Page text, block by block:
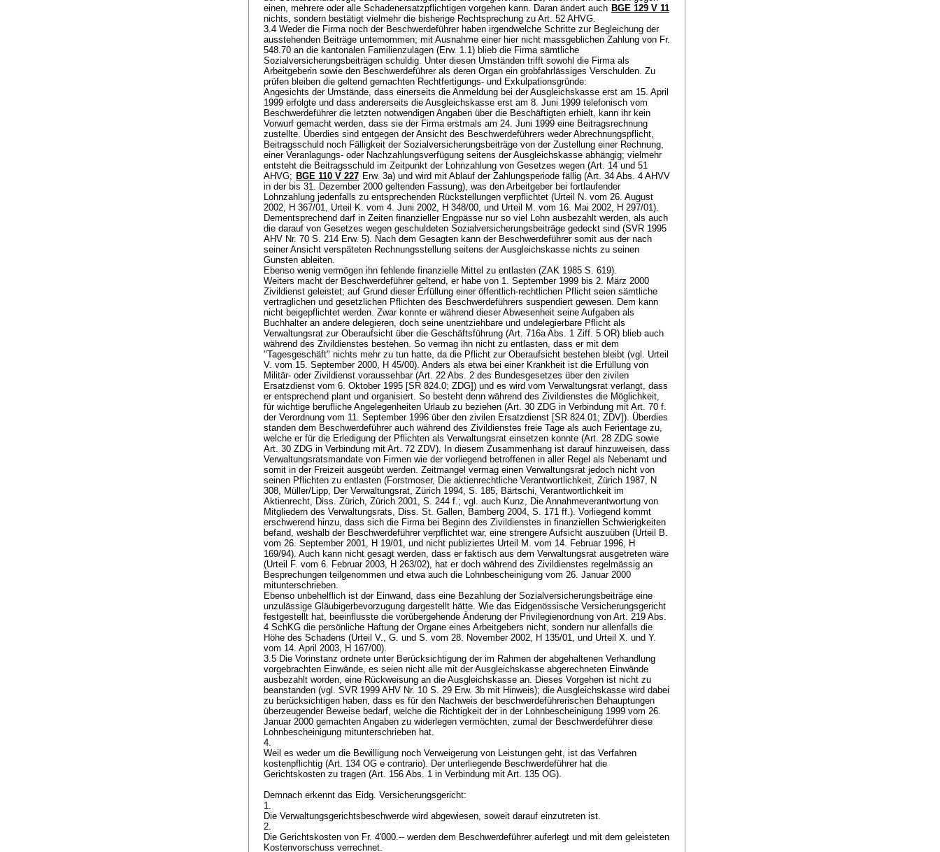
einen, mehrere oder alle Schadenersatzpflichtigen vorgehen kann. Daran ändert auch BGE 129 V 11
nichts, sondern bestätigt vielmehr die bisherige Rechtsprechung zu Art. 52 AHVG.
3.4 Weder die Firma noch der Beschwerdeführer haben irgendwelche Schritte zur Begleichung der
ausstehenden Beiträge unternommen; mit Ausnahme einer hier nicht massgeblichen Zahlung von Fr.
548.70 an die kantonalen Familienzulagen (Erw. 1.1) blieb die Firma sämtliche
Sozialversicherungsbeiträgen schuldig. Unter diesen Umständen trifft sowohl die Firma als
Arbeitgeberin sowie den Beschwerdeführer als deren Organ ein grobfahrlässiges Verschulden. Zu
prüfen bleiben die geltend gemachten Rechtfertigungs- und Exkulpationsgründe:
Angesichts der Umstände, dass einerseits die Anmeldung bei der Ausgleichskasse erst am 15. April
1999 erfolgte und dass andererseits die Ausgleichskasse erst am 8. Juni 1999 telefonisch vom
Beschwerdeführer die letzten notwendigen Angaben über die Beschäftigten erhielt, kann ihr kein
Vorwurf gemacht werden, dass sie der Firma erstmals am 24. Juni 1999 eine Beitragsrechnung
zustellte. Überdies sind entgegen der Ansicht des Beschwerdeführers weder Abrechnungspflicht,
Beitragsschuld noch Fälligkeit der Sozialversicherungsbeiträge von der Zustellung einer Rechnung,
einer Veranlagungs- oder Nachzahlungsverfügung seitens der Ausgleichskasse abhängig; vielmehr
entsteht die Beitragsschuld im Zeitpunkt der Lohnzahlung von Gesetzes wegen (Art. 14 und 51
AHVG; BGE 110 V 227 Erw. 3a) und wird mit Ablauf der Zahlungsperiode fällig (Art. 34 Abs. 4 AHVV
in der bis 31. Dezember 2000 geltenden Fassung), was den Arbeitgeber bei fortlaufender
Lohnzahlung jedenfalls zu entsprechenden Rückstellungen verpflichtet (Urteil N. vom 26. August
2002, H 367/01, Urteil K. vom 4. Juni 2002, H 348/00, und Urteil M. vom 16. Mai 2002, H 297/01).
Dementsprechend darf in Zeiten finanzieller Engpässe nur so viel Lohn ausbezahlt werden, als auch
die darauf von Gesetzes wegen geschuldeten Sozialversicherungsbeiträge gedeckt sind (SVR 1995
AHV Nr. 70 S. 214 Erw. 5). Nach dem Gesagten kann der Beschwerdeführer somit aus der nach
seiner Ansicht verspäteten Rechnungsstellung seitens der Ausgleichskasse nichts zu seinen
Gunsten ableiten.
Ebenso wenig vermögen ihn fehlende finanzielle Mittel zu entlasten (ZAK 1985 S. 619).
Weiters macht der Beschwerdeführer geltend, er habe von 1. September 1999 bis 2. März 2000
Zivildienst geleistet; auf Grund dieser Erfüllung einer öffentlich-rechtlichen Pflicht seien sämtliche
vertraglichen und gesetzlichen Pflichten des Beschwerdeführers suspendiert gewesen. Dem kann
nicht beigepflichtet werden. Zwar konnte er während dieser Abwesenheit seine Aufgaben als
Buchhalter an andere delegieren, doch seine unentziehbare und undelegierbare Pflicht als
Verwaltungsrat zur Oberaufsicht über die Geschäftsführung (Art. 716a Abs. 1 Ziff. 5 OR) blieb auch
während des Zivildienstes bestehen. So vermag ihn nicht zu entlasten, dass er mit dem
"Tagesgeschäft" nichts mehr zu tun hatte, da die Pflicht zur Oberaufsicht bestehen bleibt (vgl. Urteil
V. vom 15. September 2000, H 45/00). Anders als etwa bei einer Krankheit ist die Erfüllung von
Militär- oder Zivildienst voraussehbar (Art. 22 Abs. 2 des Bundesgesetzes über den zivilen
Ersatzdienst vom 6. Oktober 1995 [SR 824.0; ZDG]) und es wird vom Verwaltungsrat verlangt, dass
er entsprechend plant und organisiert. So besteht denn während des Zivildienstes die Möglichkeit,
für wichtige berufliche Angelegenheiten Urlaub zu beziehen (Art. 30 ZDG in Verbindung mit Art. 70 f.
der Verordnung vom 11. September 1996 über den zivilen Ersatzdienst [SR 824.01; ZDV]). Überdies
standen dem Beschwerdeführer auch während des Zivildienstes freie Tage als auch Ferientage zu,
welche er für die Erledigung der Pflichten als Verwaltungsrat einsetzen konnte (Art. 28 ZDG sowie
Art. 30 ZDG in Verbindung mit Art. 72 ZDV). In diesem Zusammenhang ist darauf hinzuweisen, dass
Verwaltungsratsmandate von Firmen wie der vorliegend betroffenen in aller Regel als Nebenamt und
somit in der Freizeit ausgeübt werden. Zeitmangel vermag einen Verwaltungsrat jedoch nicht von
seinen Pflichten zu entlasten (Forstmoser, Die aktienrechtliche Verantwortlichkeit, Zürich 1987, N
308, Müller/Lipp, Der Verwaltungsrat, Zürich 1994, S. 185, Bärtschi, Verantwortlichkeit im
Aktienrecht, Diss. Zürich, Zürich 2001, S. 244 f.; vgl. auch Kunz, Die Annahmeverantwortung von
Mitgliedern des Verwaltungsrats, Diss. St. Gallen, Bamberg 2004, S. 171 ff.). Vorliegend kommt
erschwerend hinzu, dass sich die Firma bei Beginn des Zivildienstes in finanziellen Schwierigkeiten
befand, weshalb der Beschwerdeführer verpflichtet war, eine strengere Aufsicht auszuüben (Urteil B.
vom 26. September 2001, H 19/01, und nicht publiziertes Urteil M. vom 14. Februar 1996, H
169/94). Auch kann nicht gesagt werden, dass er faktisch aus dem Verwaltungsrat ausgetreten wäre
(Urteil F. vom 6. Februar 2003, H 263/02), hat er doch während des Zivildienstes regelmässig an
Besprechungen teilgenommen und etwa auch die Lohnbescheinigung vom 26. Januar 2000
mitunterschrieben.
Ebenso unbehelflich ist der Einwand, dass eine Bezahlung der Sozialversicherungsbeiträge eine
unzulässige Gläubigerbevorzugung dargestellt hätte. Wie das Eidgenössische Versicherungsgericht
festgestellt hat, beeinflusste die vorübergehende Änderung der Privilegienordnung von Art. 219 Abs.
4 SchKG die persönliche Haftung der Organe eines Arbeitgebers nicht, sondern nur allenfalls die
Höhe des Schadens (Urteil V., G. und S. vom 28. November 2002, H 135/01, und Urteil X. und Y.
vom 14. April 2003, H 167/00).
3.5 Die Vorinstanz ordnete unter Berücksichtigung der im Rahmen der abgehaltenen Verhandlung
vorgebrachten Einwände, es seien nicht alle mit der Ausgleichskasse abgerechneten Einwände
ausbezahlt worden, eine Rückweisung an die Ausgleichskasse an. Dieses Vorgehen ist nicht zu
beanstanden (vgl. SVR 1999 AHV Nr. 10 S. 29 Erw. 3b mit Hinweis); die Ausgleichskasse wird dabei
zu berücksichtigen haben, dass es für den Nachweis der beschwerdeführerischen Behauptungen
überzeugender Beweise bedarf, welche die Richtigkeit der in der Lohnbescheinigung 1999 vom 26.
Januar 2000 gemachten Angaben zu widerlegen vermöchten, zumal der Beschwerdeführer diese
Lohnbescheinigung mitunterschrieben hat.
4.
Weil es weder um die Bewilligung noch Verweigerung von Leistungen geht, ist das Verfahren
kostenpflichtig (Art. 134 OG e contrario). Der unterliegende Beschwerdeführer hat die
Gerichtskosten zu tragen (Art. 156 Abs. 1 in Verbindung mit Art. 135 OG).
Demnach erkennt das Eidg. Versicherungsgericht:
1.
Die Verwaltungsgerichtsbeschwerde wird abgewiesen, soweit darauf einzutreten ist.
2.
Die Gerichtskosten von Fr. 4'000.-- werden dem Beschwerdeführer auferlegt und mit dem geleisteten
Kostenvorschuss verrechnet.